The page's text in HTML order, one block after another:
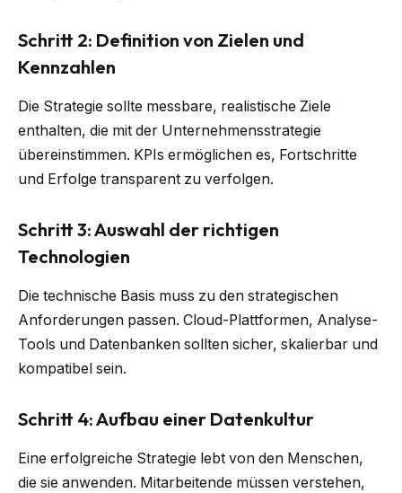
Schritt 2: Definition von Zielen und
Kennzahlen
Die Strategie sollte messbare, realistische Ziele
enthalten, die mit der Unternehmensstrategie
übereinstimmen. KPIs ermöglichen es, Fortschritte
und Erfolge transparent zu verfolgen.
Schritt 3: Auswahl der richtigen
Technologien
Die technische Basis muss zu den strategischen
Anforderungen passen. Cloud-Plattformen, Analyse-
Tools und Datenbanken sollten sicher, skalierbar und
kompatibel sein.
Schritt 4: Aufbau einer Datenkultur
Eine erfolgreiche Strategie lebt von den Menschen,
die sie anwenden. Mitarbeitende müssen verstehen,